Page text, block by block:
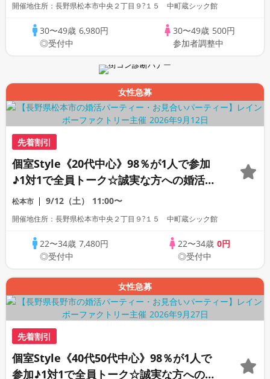
開催地住所：長野県松本市中央２丁目９?１５ 中町蔵シック館
30〜49歳 6,980円
◎受付中
30〜49歳 500円
参加者調整中
女性急募
先着割引
個室Style《20代中心》98％が1人で参加
♪1対1で全員トーク☆誠実な方への婚活パ
ーティー
松本市 9/12（土） 11:00〜
開催地住所：長野県松本市中央２丁目９?１５ 中町蔵シック館
22〜34歳 7,480円
◎受付中
22〜34歳 0円
◎受付中
女性急募
先着割引
個室Style《40代50代中心》98％が1人で
参加♪1対1で全員トーク☆誠実な方への婚